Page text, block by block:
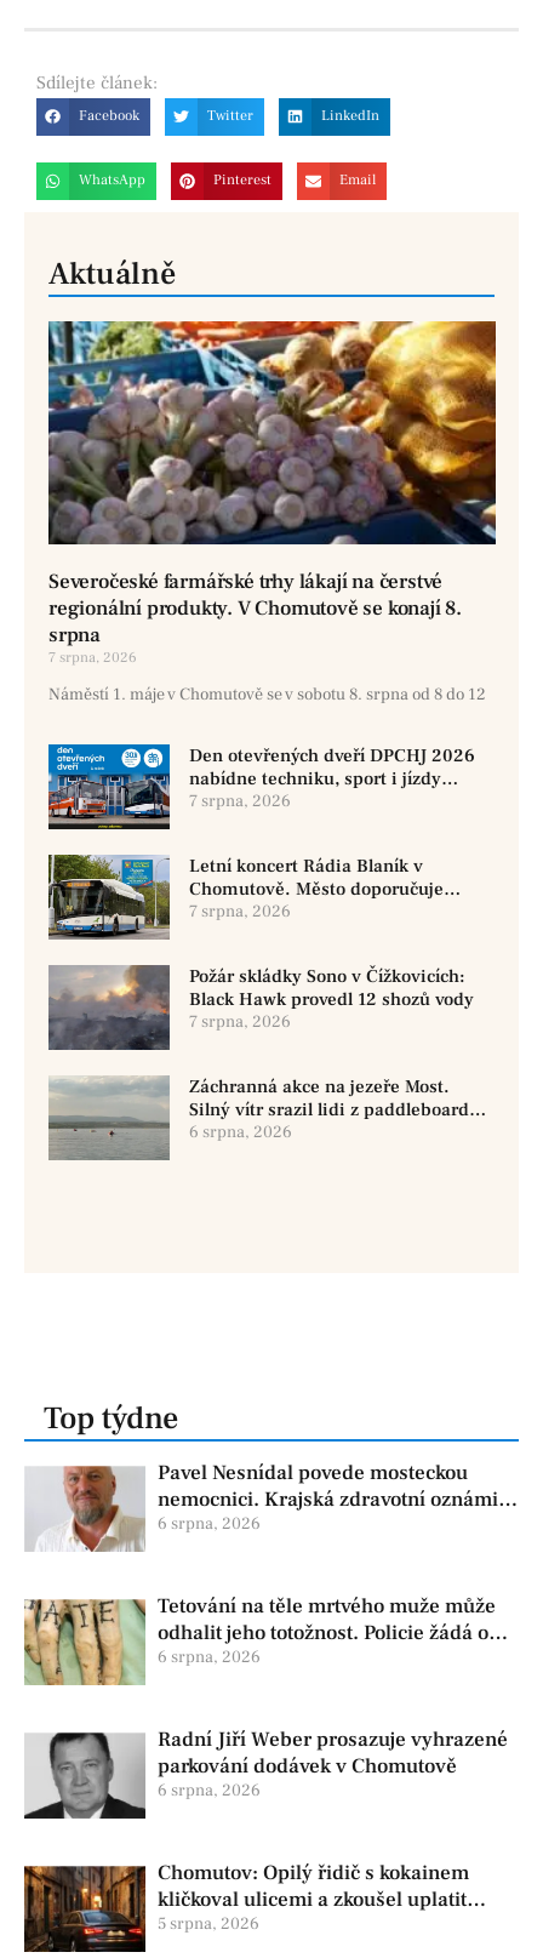
Sdílejte článek:
Facebook Twitter LinkedIn
WhatsApp Pinterest Email
Aktuálně
Severočeské farmářské trhy lákají na čerstvé
regionální produkty. V Chomutově se konají 8.
srpna
7 srpna, 2026
Náměstí 1. máje v Chomutově se v sobotu 8. srpna od 8 do 12
Den otevřených dveří DPCHJ 2026
nabídne techniku, sport i jízdy
historickými vozy
7 srpna, 2026
Letní koncert Rádia Blaník v
Chomutově. Město doporučuje
využít MHD
7 srpna, 2026
Požár skládky Sono v Čížkovicích:
Black Hawk provedl 12 shozů vody
7 srpna, 2026
Záchranná akce na jezeře Most.
Silný vítr srazil lidi z paddleboardů,
dvě osoby se pohřešují
6 srpna, 2026
Top týdne
Pavel Nesnídal povede mosteckou
nemocnici. Krajská zdravotní oznámila
změnu ve vedení
6 srpna, 2026
Tetování na těle mrtvého muže může
odhalit jeho totožnost. Policie žádá o
pomoc
6 srpna, 2026
Radní Jiří Weber prosazuje vyhrazené
parkování dodávek v Chomutově
6 srpna, 2026
Chomutov: Opilý řidič s kokainem
kličkoval ulicemi a zkoušel uplatit
policisty
5 srpna, 2026